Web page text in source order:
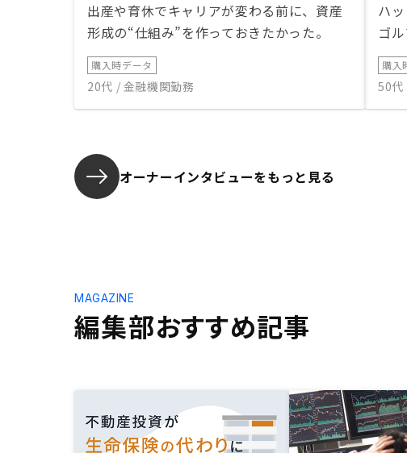
出産や育休でキャリアが変わる前に、資産
形成の“仕組み”を作っておきたかった。
購入時データ
20代 / 金融機関勤務
ハ
ゴ
購入
50代
オーナーインタビューをもっと見る
編集部おすすめ記事
MAGAZINE